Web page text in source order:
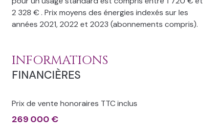
2 328 € . Prix moyens des énergies indexés sur les
années 2021, 2022 et 2023 (abonnements compris).
INFORMATIONS
FINANCIÈRES
Prix de vente honoraires TTC inclus
269 000 €